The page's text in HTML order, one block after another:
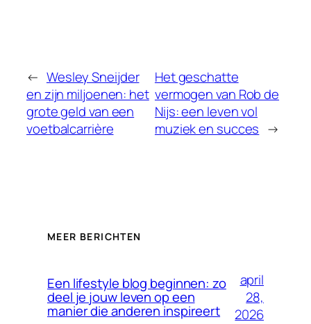
← Wesley Sneijder
en zijn miljoenen: het
grote geld van een
voetbalcarrière
Het geschatte
vermogen van Rob de
Nijs: een leven vol
muziek en succes →
MEER BERICHTEN
Een lifestyle blog beginnen: zo
deel je jouw leven op een
manier die anderen inspireert
april
28,
2026